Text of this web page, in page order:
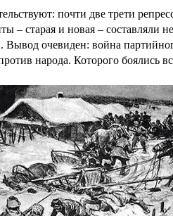
почти две трети
– старая и новая – составляли
Вывод очевиден: война
народа. Которого боялись